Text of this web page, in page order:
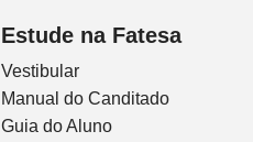
Estude na Fatesa
Vestibular
Manual do Canditado
Guia do Aluno